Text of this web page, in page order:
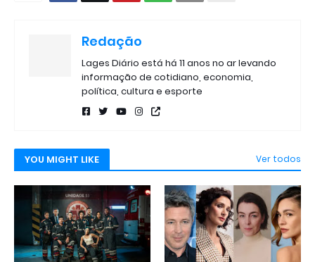
Redação
Lages Diário está há 11 anos no ar levando
informação de cotidiano, economia,
política, cultura e esporte
YOU MIGHT LIKE Ver todos